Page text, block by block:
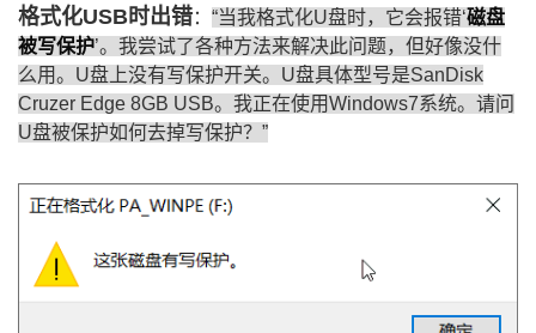
格式化USB时出错： “当我格式化U盘时，它会报错‘磁盘
被写保护’。我尝试了各种方法来解决此问题，但好像没什
么用。U盘上没有写保护开关。U盘具体型号是SanDisk
Cruzer Edge 8GB USB。我正在使用Windows7系统。请问
U盘被保护如何去掉写保护？”